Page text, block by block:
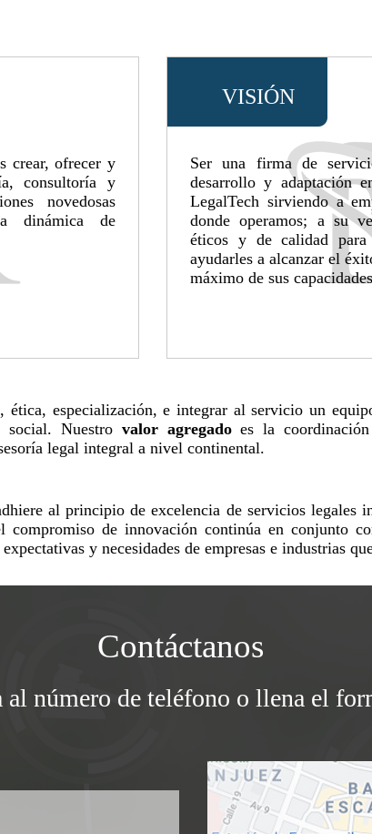
crear, ofrecer y
consultoría y
novedosas
dinámica de
VISIÓN
Ser una firma de
desarrollo y adaptación
LegalTech sirviendo a
donde operamos; a su
éticos y de calidad
ayudarles a alcanzar el
máximo de sus
especialización, e integrar al servicio un
social. Nuestro valor agregadoes la coordinación
legal integral a nivel continental.
al principio de excelencia de servicios legales
de innovación continúa en conjunto
y necesidades de empresas e industrias
Contáctanos
al número de teléfono o llena el